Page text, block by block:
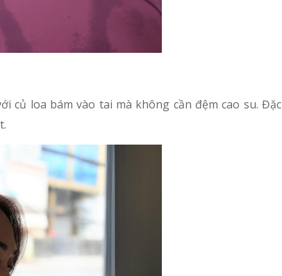
loa bám vào tai mà không cần đệm cao su. Đặc